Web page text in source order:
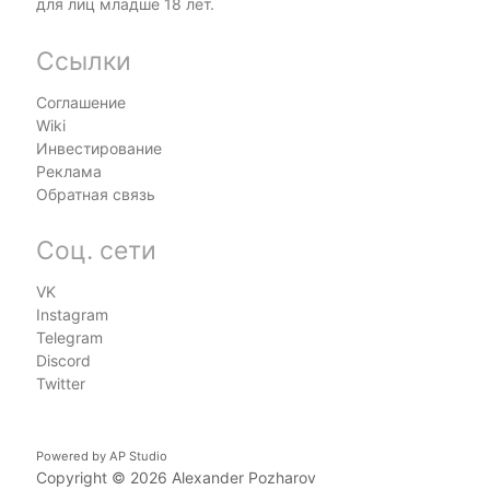
для лиц младше 18 лет.
Ссылки
Соглашение
Wiki
Инвестирование
Реклама
Обратная связь
Соц. сети
VK
Instagram
Telegram
Discord
Twitter
Powered by AP Studio
Copyright © 2026 Alexander Pozharov